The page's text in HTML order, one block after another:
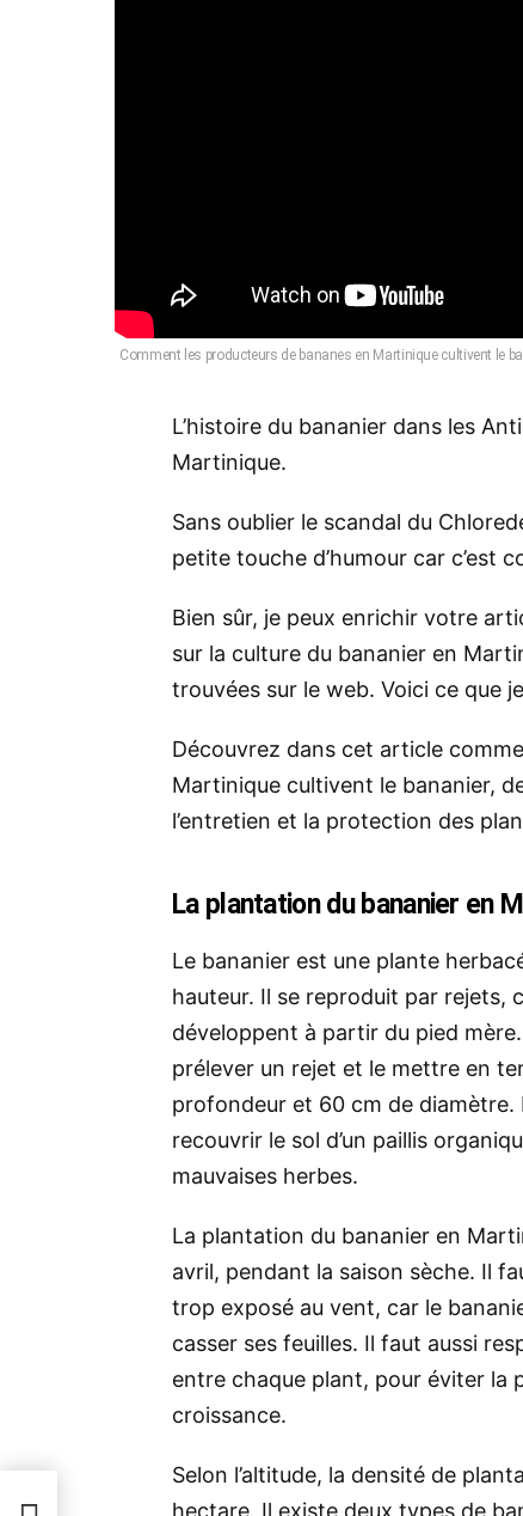
Comment les producteurs de bananes en Martinique cultivent le
L’histoire du bananier dans les
Martinique.
Sans oublier le scandal du
petite touche d’humour car c’est
Bien sûr, je peux enrichir votre
sur la culture du bananier en
trouvées sur le web. Voici ce que
Découvrez dans cet article
Martinique cultivent le bananier,
l’entretien et la protection des
La plantation du bananier en
Le bananier est une plante
hauteur. Il se reproduit par rejets,
développent à partir du pied
prélever un rejet et le mettre en
profondeur et 60 cm de
recouvrir le sol d’un paillis
mauvaises herbes.
La plantation du bananier en
avril, pendant la saison sèche. Il
trop exposé au vent, car le
casser ses feuilles. Il faut aussi
entre chaque plant, pour éviter la
croissance.
Selon l’altitude, la densité de